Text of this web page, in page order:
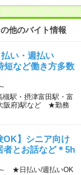
他のバイト情報
払い・週払い
短など働き方多数
槻駅・摂津富田駅・富
阪府)駅など ★勤務
OK】シニア向け
者とお話など＊5h
★日払い/週払いOK